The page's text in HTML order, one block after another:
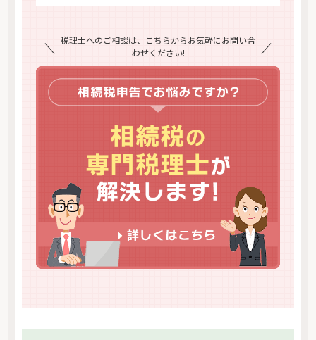
税理士へのご相談は、こちらからお気軽にお問い合
わせください!